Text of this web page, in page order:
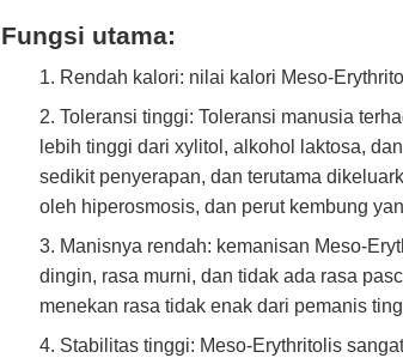
Fungsi utama:
1. Rendah kalori: nilai kalori Meso-
2. Toleransi tinggi: Toleransi manusia
lebih tinggi dari xylitol, alkohol laktosa,
sedikit penyerapan, dan terutama
oleh hiperosmosis, dan perut kembung
3. Manisnya rendah: kemanisan Meso-
dingin, rasa murni, dan tidak ada rasa
menekan rasa tidak enak dari pemanis
4. Stabilitas tinggi: Meso-Erythritolis